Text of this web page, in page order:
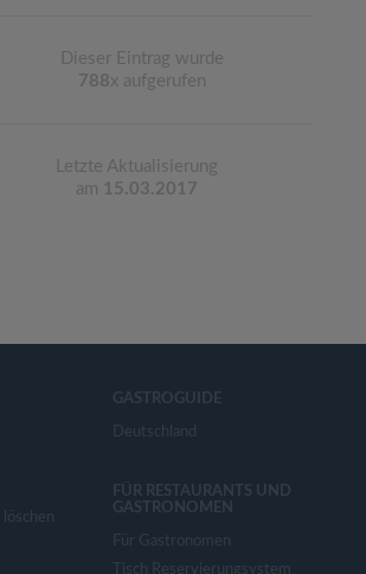
Dieser Eintrag wurde
788x aufgerufen
Letzte Aktualisierung
am 15.03.2017
GASTROGUIDE
Deutschland
FÜR RESTAURANTS UND
GASTRONOMEN
Für Gastronomen
Tisch Reservierungsystem